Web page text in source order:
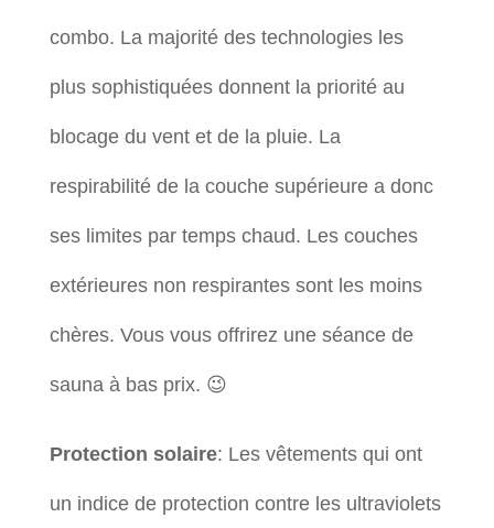
combo. La majorité des technologies les
plus sophistiquées donnent la priorité au
blocage du vent et de la pluie. La
respirabilité de la couche supérieure a donc
ses limites par temps chaud. Les couches
extérieures non respirantes sont les moins
chères. Vous vous offrirez une séance de
sauna à bas prix. 😉
Protection solaire: Les vêtements qui ont
un indice de protection contre les ultraviolets